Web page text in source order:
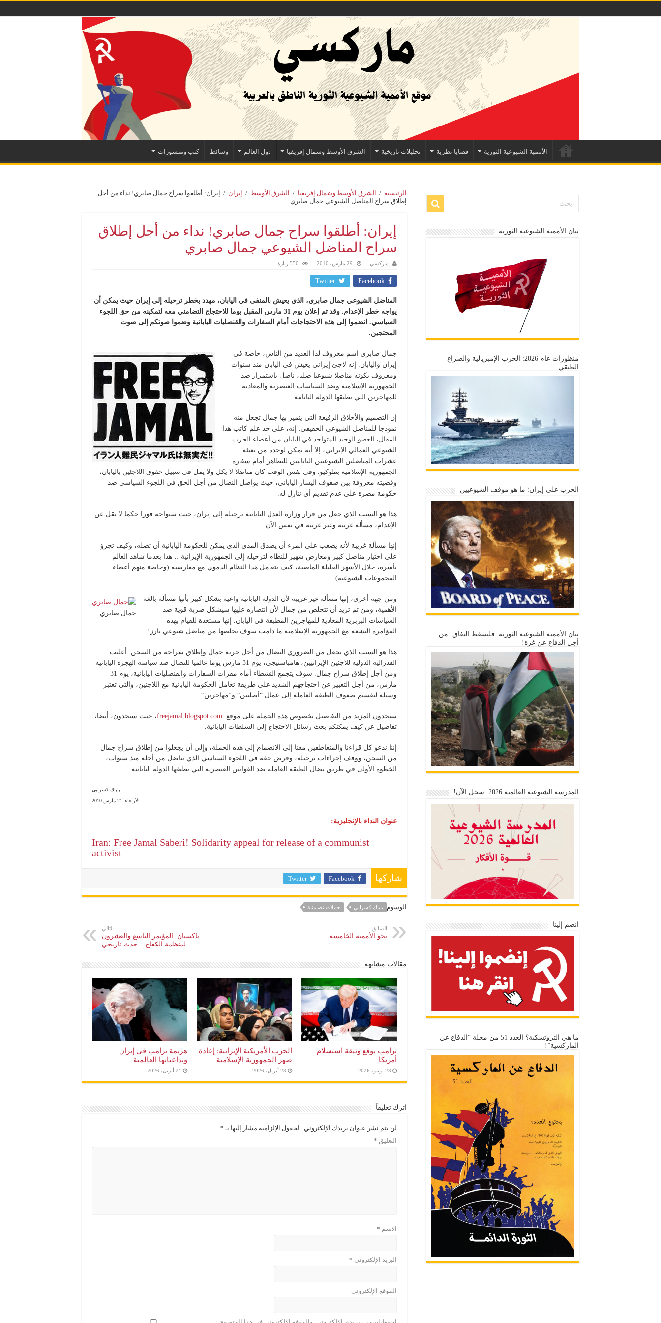
الأممية الشيوعية الثورية قضايا نظرية تحليلات تاريخية الشرق الأوسط وشمال إفريقيا دول العالم وسائط كتب ومنشورات
الرئيسية / الشرق الأوسط وشمال إفريقيا / الشرق الأوسط / إيران /
إيران: أطلقوا سراح جمال صابري! نداء من أجل
إطلاق سراح المناضل الشيوعي جمال صابري
إيران: أطلقوا سراح جمال صابري! نداء من أجل إطلاق
سراح المناضل الشيوعي جمال صابري
ماركسي 29 مارس، 2010 550 زيارة
Facebook
Twitter
المناضل الشيوعي جمال صابري، الذي يعيش بالمنفى في اليابان، مهدد بخطر ترحيله إلى إيران حيث يمكن أن
يواجه خطر الإعدام. وقد تم إعلان يوم 31 مارس المقبل يوما للاحتجاج التضامني معه لتمكينه من حق اللجوء
السياسي. انضموا إلى هذه الاحتجاجات أمام السفارات والقنصليات اليابانية وضموا صوتكم إلى صوت
المحتجين.
جمال صابري اسم معروف لدا العديد من الناس، خاصة في
إيران واليابان. إنه لاجئ إيراني يعيش في اليابان منذ سنوات
ومعروف بكونه مناضلا شيوعيا صلبا، ناضل باستمرار ضد
الجمهورية الإسلامية وضد السياسات العنصرية والمعادية
للمهاجرين التي تطبقها الدولة اليابانية.
إن التصميم والأخلاق الرفيعة التي يتميز بها جمال تجعل منه
نموذجا للمناضل الشيوعي الحقيقي. إنه، على حد علم كاتب هذا
المقال، العضو الوحيد المتواجد في اليابان من أعضاء الحزب
الشيوعي العمالي الإيراني، إلا أنه تمكن لوحده من تعبئة
عشرات المناضلين الشيوعيين اليابانيين للتظاهر أمام سفارة
الجمهورية الإسلامية بطوكيو. وفي نفس الوقت كان مناضلا لا يكل ولا يمل في سبيل حقوق اللاجئين باليابان،
وقضيته معروفة بين صفوف اليسار الياباني، حيث يواصل النضال من أجل الحق في اللجوء السياسي ضد
حكومة مصرة على عدم تقديم أي تنازل له.
هذا هو السبب الذي جعل من قرار وزارة العدل اليابانية ترحيله إلى إيران، حيث سيواجه فورا حكما لا يقل عن
الإعدام، مسألة غريبة وغير غريبة في نفس الآن.
إنها مسألة غريبة لأنه يصعب على المرء أن يصدق المدى الذي يمكن للحكومة اليابانية أن تصله، وكيف تجرؤ
على اختيار مناضل كبير ومعارض شهير للنظام لترحيله إلى الجمهورية الإيرانية… هذا بعدما شاهد العالم
بأسره، خلال الأشهر القليلة الماضية، كيف يتعامل هذا النظام الدموي مع معارضيه (وخاصة منهم أعضاء
المجموعات الشيوعية)
جمال صابري
ومن جهة أخرى، إنها مسألة غير غريبة لأن الدولة اليابانية واعية بشكل كبير بأنها مسألة بالغة
الأهمية، ومن تم تريد أن تتخلص من جمال لأن انتصاره عليها سيشكل ضربة قوية ضد
السياسات البربرية المعادية للمهاجرين المطبقة في اليابان. إنها مستعدة للقيام بهذه
المؤامرة البشعة مع الجمهورية الإسلامية ما دامت سوف تخلصها من مناضل شيوعي بارز!
هذا هو السبب الذي يجعل من الضروري النضال من أجل حرية جمال وإطلاق سراحه من السجن. أعلنت
الفدرالية الدولية للاجئين الإيرانيين، هامباستيجي، يوم 31 مارس يوما عالميا للنضال ضد سياسة الهجرة اليابانية
ومن أجل إطلاق سراح جمال. سوف يتجمع النشطاء أمام مقرات السفارات والقنصليات اليابانية، يوم 31
مارس، من أجل التعبير عن احتجاجهم الشديد على طريقة تعامل الحكومة اليابانية مع اللاجئين، والتي تعتبر
وسيلة لتقسيم صفوف الطبقة العاملة إلى عمال “أصليين” و”مهاجرين”.
ستجدون المزيد من التفاصيل بخصوص هذه الحملة على موقع: freejamal.blogspot.com، حيث ستجدون، أيضا،
تفاصيل عن كيف يمكنكم بعث رسائل الاحتجاج إلى السلطات اليابانية.
إننا ندعو كل قراءنا والمتعاطفين معنا إلى الانضمام إلى هذه الحملة، وإلى أن يجعلوا من إطلاق سراح جمال
من السجن، ووقف إجراءات ترحيله، وفرض حقه في اللجوء السياسي الذي يناضل من أجله منذ سنوات،
الخطوة الأولى في طريق نضال الطبقة العاملة ضد القوانين العنصرية التي تطبقها الدولة اليابانية.
باباك كسرايي
الأربعاء: 24 مارس 2010
عنوان النداء بالإنجليزية:
Iran: Free Jamal Saberi! Solidarity appeal for release of a communist
activist
شاركها Facebook
Twitter
الوسوم باباك كسرايي حملات تضامنية
السابق
نحو الأممية الخامسة
التالي
باكستان: المؤتمر التاسع والعشرون
لمنظمة الكفاح – حدث تاريخي
مقالات مشابهة
ترامب يوقع وثيقة استسلام
أمريكا
23 يونيو، 2026
الحرب الأمريكية الإيرانية: إعادة
صهر الجمهورية الإسلامية
23 أبريل، 2026
هزيمة ترامب في إيران
وتداعياتها العالمية
21 أبريل، 2026
اترك تعليقاً
لن يتم نشر عنوان بريدك الإلكتروني. الحقول الإلزامية مشار إليها بـ *
التعليق *
الاسم *
البريد الإلكتروني *
الموقع الإلكتروني
بيان الأممية الشيوعية الثورية
منظورات عام 2026: الحرب الإمبريالية والصراع
الطبقي
الحرب على إيران: ما هو موقف الشيوعيين
بيان الأممية الشيوعية الثورية: فليسقط النفاق! من
أجل الدفاع عن غزة!
المدرسة الشيوعية العالمية 2026: سجل الآن!
انضم إلينا
ما هي التروتسكية؟ العدد 51 من مجلة “الدفاع عن
الماركسية”!